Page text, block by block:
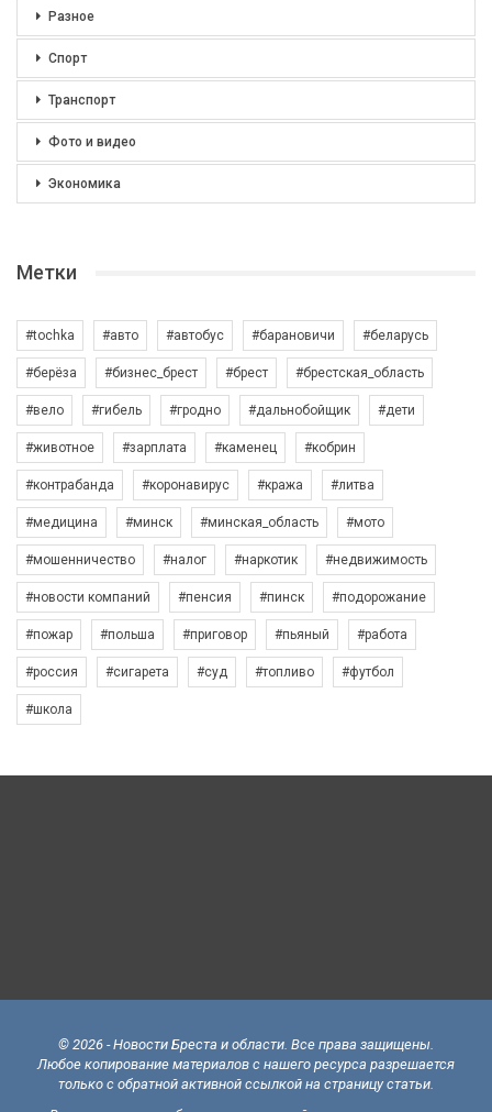
Разное
Спорт
Транспорт
Фото и видео
Экономика
Метки
#tochka #авто #автобус #барановичи #беларусь
#берёза #бизнес_брест #брест #брестская_область
#вело #гибель #гродно #дальнобойщик #дети
#животное #зарплата #каменец #кобрин
#контрабанда #коронавирус #кража #литва
#медицина #минск #минская_область #мото
#мошенничество #налог #наркотик #недвижимость
#новости компаний #пенсия #пинск #подорожание
#пожар #польша #приговор #пьяный #работа
#россия #сигарета #суд #топливо #футбол
#школа
© 2026 - Новости Бреста и области. Все права защищены.
Любое копирование материалов с нашего ресурса разрешается
только с обратной активной ссылкой на страницу статьи.